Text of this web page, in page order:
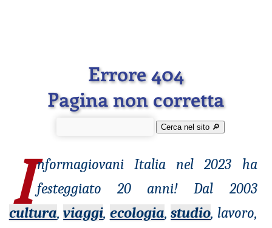
Errore 404
Pagina non corretta
Cerca nel sito 🔎︎
I nformagiovaniItalia nel 2023 ha
festeggiato 20 anni! Dal 2003
cultura,viaggi, ecologia,studio, lavoro,